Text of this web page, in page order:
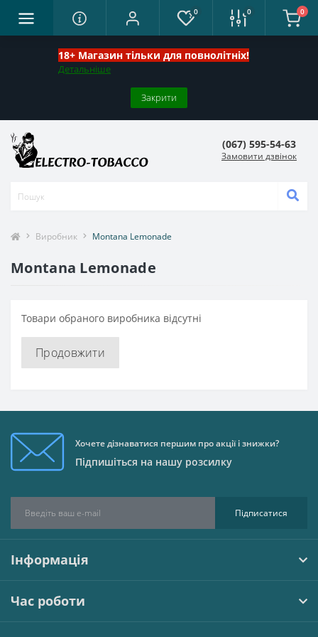
18+ Магазин тільки для повнолітніх!
Детальніше
Закрити
0 0 0
(067) 595-54-63
Замовити дзвінок
Виробник Montana Lemonade
Montana Lemonade
Товари обраного виробника відсутні
Продовжити
Хочете дізнаватися першим про акції і знижки?
Підпишіться на нашу розсилку
Підписатися
Інформація
Час роботи